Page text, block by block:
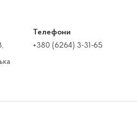
Телефони
+380 (6264) 3-31-65